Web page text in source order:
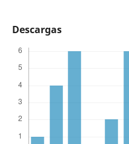
Descargas